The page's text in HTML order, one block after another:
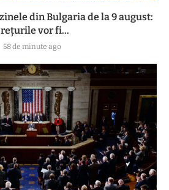
din Bulgaria de la 9 august:
vor fi...
58 de minute ago